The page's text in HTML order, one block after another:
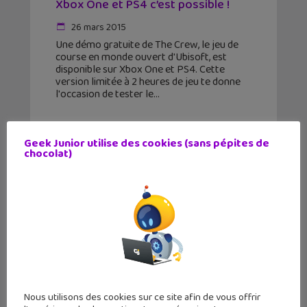
Xbox One et PS4 c’est possible !
26 mars 2015
Une démo gratuite de The Crew, le jeu de
course en monde ouvert d'Ubisoft, est
disponible sur Xbox One et PS4. Cette
version limitée à 2 heures de jeu te donne
l'occasion de tester le
Geek Junior utilise des cookies (sans pépites de
chocolat)
Nous utilisons des cookies sur ce site afin de vous offrir